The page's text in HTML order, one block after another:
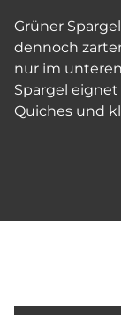
Grüner
dennoch
nur im
Spargel
Quiches und